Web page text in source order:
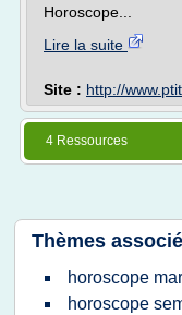
Horoscope...
Lire la suite
Site : http://
4 Ressources
Thèmes
horoscope
horoscope